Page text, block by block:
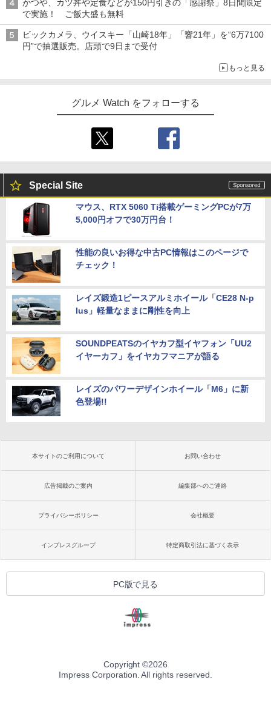
かつや、カツ丼や定食などが150円引きの「感謝祭」8日間限定
で実施！ ご飯大盛も無料
ビックカメラ、ウイスキー「山崎18年」「響21年」を“6万7100
円”で抽選販売。店頭で9日まで受付
もっと見る
グルメ Watch をフォローする
Special Site
マウス、RTX 5060 Ti搭載ゲーミングPCが7万
5,000円オフで30万円台！
性能の良いお得な中古PC情報はこのページで
チェック！
レイズ鍛造1ピースアルミホイール「CE28 N-p
lus」軽量なままに剛性を向上
SOUNDPEATSのイヤカフ型イヤフォン「UU2
イヤーカフ」をイヤカフマニアが語る
レイズのパワーデザインホイール「M6」に新
色登場!!
本サイトのご利用について お問い合わせ
広告掲載のご案内 編集部へのご連絡
プライバシーポリシー 会社概要
インプレスグループ 特定商取引法に基づく表示
PC版で見る
Copyright ©2026
Impress Corporation. All rights reserved.